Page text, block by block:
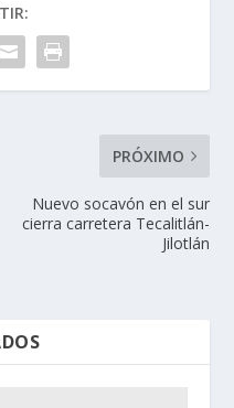
PRÓXIMO
Nuevo socavón en el sur
cierra carretera Tecalitlán-
Jilotlán